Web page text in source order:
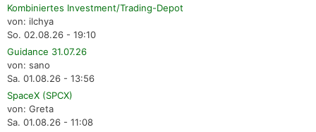
Kombiniertes Investment/Trading-Depot
von: ilchya
So. 02.08.26 - 19:10
Guidance 31.07.26
von: sano
Sa. 01.08.26 - 13:56
SpaceX (SPCX)
von: Greta
Sa. 01.08.26 - 11:08